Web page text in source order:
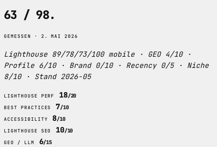
63 / 98.
GEMESSEN · 2. MAI 2026
Lighthouse 89/78/73/100 mobile · GEO 4/10 ·
Profile 6/10 · Brand 0/10 · Recency 0/5 · Niche
8/10 · Stand 2026-05
LIGHTHOUSE PERF 18/20
BEST PRACTICES 7/10
ACCESSIBILITY 8/10
LIGHTHOUSE SEO 10/10
GEO / LLM 6/15